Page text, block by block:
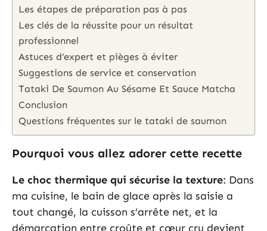
Les étapes de préparation pas à pas
Les clés de la réussite pour un résultat
professionnel
Astuces d’expert et pièges à éviter
Suggestions de service et conservation
Tataki De Saumon Au Sésame Et Sauce Matcha
Conclusion
Questions fréquentes sur le tataki de saumon
Pourquoi vous allez adorer cette recette
Le choc thermique qui sécurise la texture: Dans
ma cuisine, le bain de glace après la saisie a
tout changé, la cuisson s’arrête net, et la
démarcation entre croûte et cœur cru devient